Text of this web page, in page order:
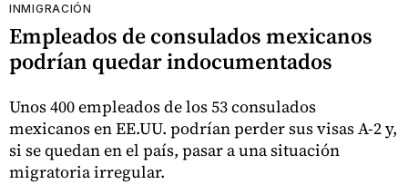
INMIGRACIÓN
Empleados de consulados mexicanos
podrían quedar indocumentados
Unos 400 empleados de los 53 consulados
mexicanos en EE.UU. podrían perder sus visas A-2 y,
si se quedan en el país, pasar a una situación
migratoria irregular.